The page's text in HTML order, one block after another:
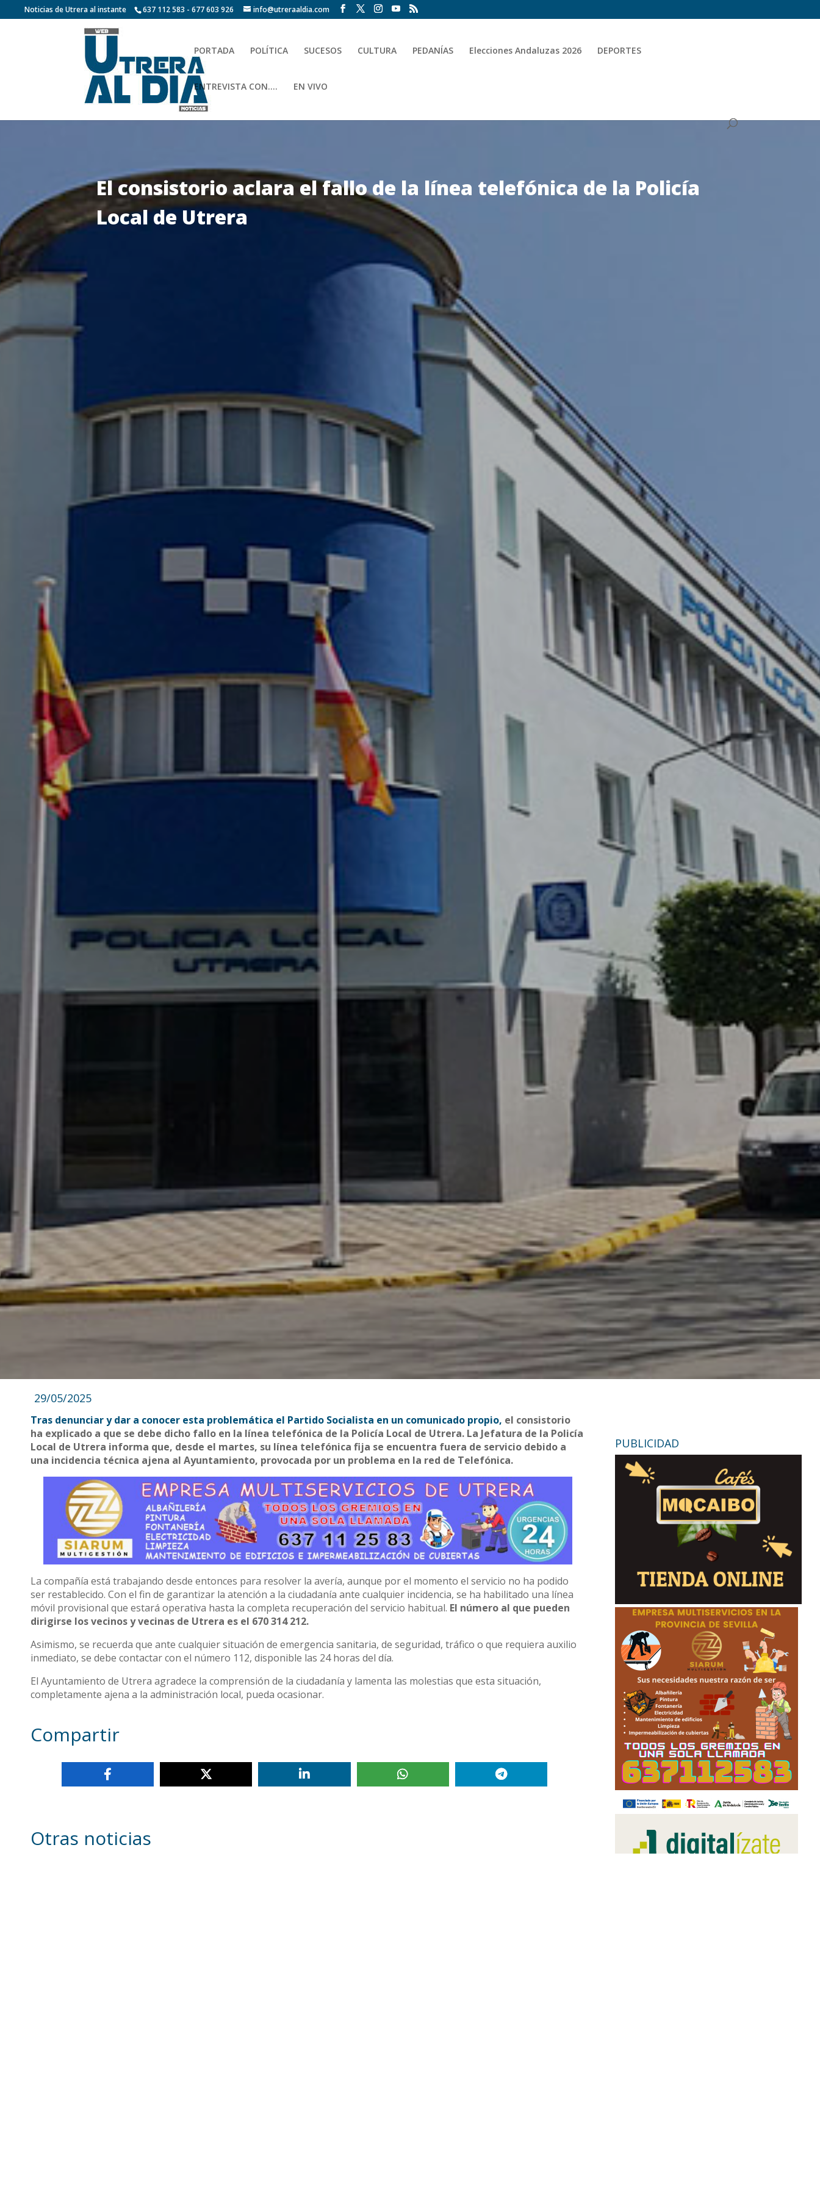
Noticias de Utrera al instante 637 112 583 - 677 603 926 info@utreraaldia.com
PORTADA POLÍTICA SUCESOS CULTURA PEDANÍAS Elecciones Andaluzas 2026 DEPORTES
ENTREVISTA CON…. EN VIVO
El consistorio aclara el fallo de la línea telefónica de la Policía
Local de Utrera
29/05/2025
Tras denunciar y dar a conocer esta problemática el Partido Socialista en un comunicado propio, el consistorio
ha explicado a que se debe dicho fallo en la línea telefónica de la Policía Local de Utrera. La Jefatura de la Policía
Local de Utrera informa que, desde el martes, su línea telefónica fija se encuentra fuera de servicio debido a
una incidencia técnica ajena al Ayuntamiento, provocada por un problema en la red de Telefónica.
La compañía está trabajando desde entonces para resolver la avería, aunque por el momento el servicio no ha podido
ser restablecido. Con el fin de garantizar la atención a la ciudadanía ante cualquier incidencia, se ha habilitado una línea
móvil provisional que estará operativa hasta la completa recuperación del servicio habitual. El número al que pueden
dirigirse los vecinos y vecinas de Utrera es el 670 314 212.
Asimismo, se recuerda que ante cualquier situación de emergencia sanitaria, de seguridad, tráfico o que requiera auxilio
inmediato, se debe contactar con el número 112, disponible las 24 horas del día.
El Ayuntamiento de Utrera agradece la comprensión de la ciudadanía y lamenta las molestias que esta situación,
completamente ajena a la administración local, pueda ocasionar.
Compartir
Otras noticias
PUBLICIDAD